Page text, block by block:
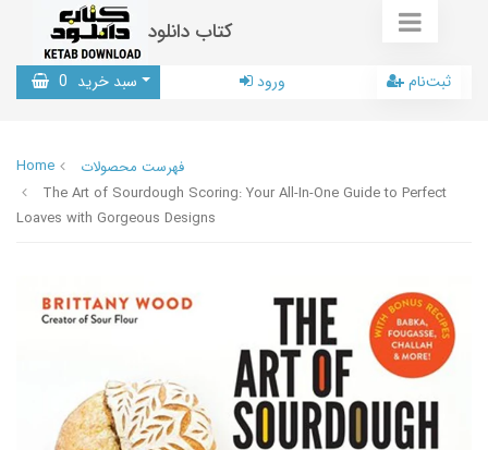
کتاب دانلود
سبد خرید 0 ورود ثبت‌نام
Home
فهرست محصولات
The Art of Sourdough Scoring: Your All-In-One Guide to Perfect
Loaves with Gorgeous Designs